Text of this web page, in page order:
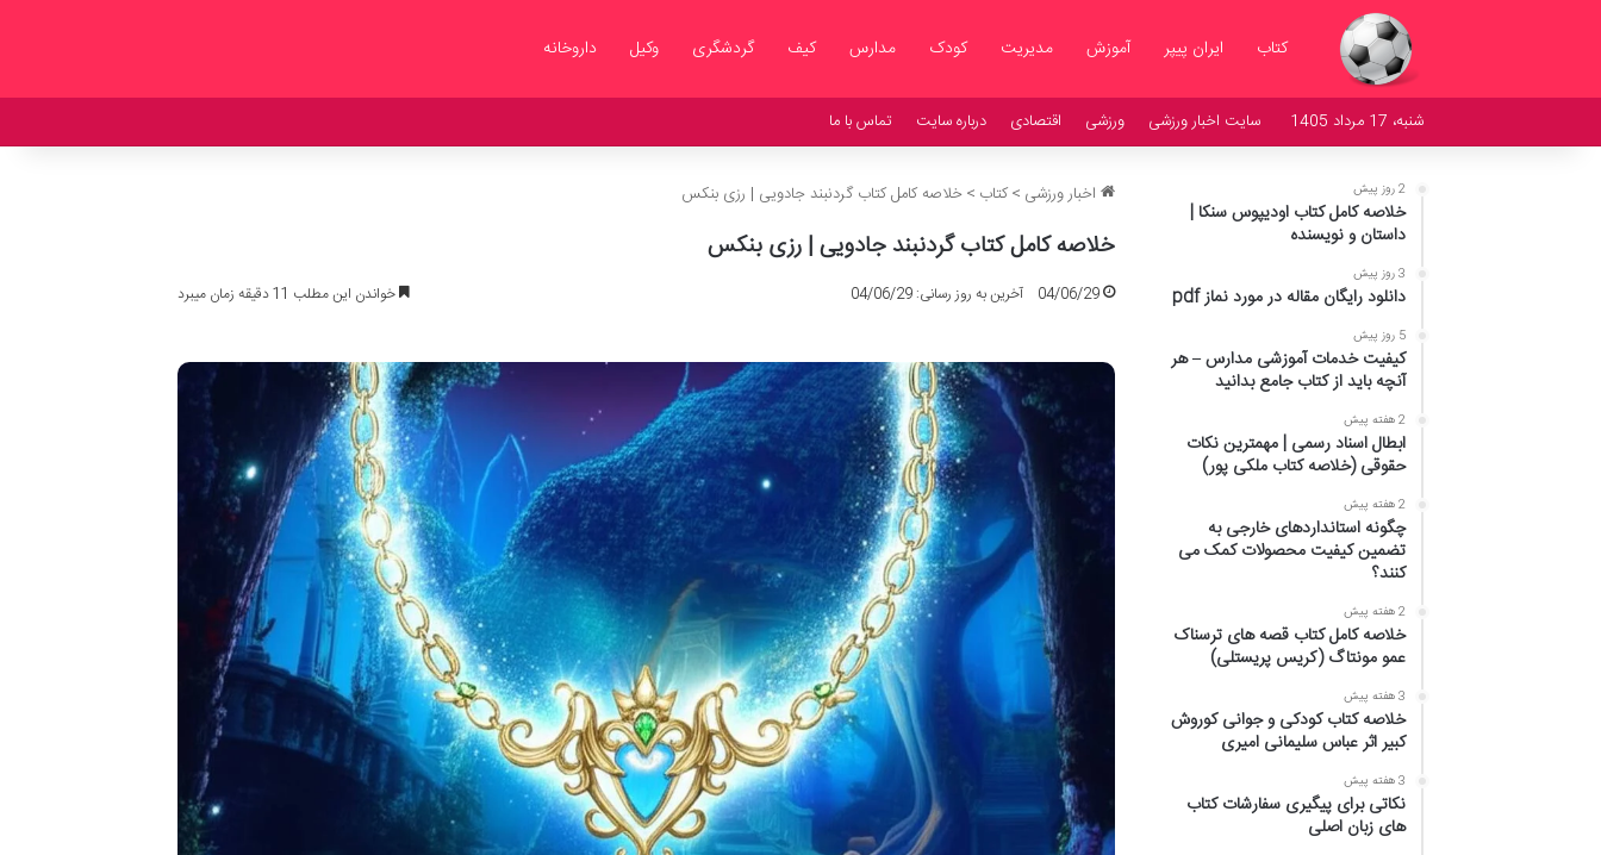
کتاب ایران پیپر آموزش مدیریت کودک مدارس کیف گردشگری وکیل داروخانه
شنبه، 17 مرداد 1405 سایت اخبار ورزشی ورزشی اقتصادی درباره سایت تماس با ما
اخبار ورزشی >کتاب >خلاصه کامل کتاب گردنبند جادویی | رزی بنکس
خلاصه کامل کتاب گردنبند جادویی | رزی بنکس
04/06/29 آخرین به روز رسانی: 04/06/29 خواندن این مطلب 11 دقیقه زمان میبرد
2 روز پیش
خلاصه کامل کتاب اودیپوس سنکا |
داستان و نویسنده
3 روز پیش
دانلود رایگان مقاله در مورد نماز pdf
5 روز پیش
کیفیت خدمات آموزشی مدارس – هر
آنچه باید از کتاب جامع بدانید
2 هفته پیش
ابطال اسناد رسمی | مهمترین نکات
حقوقی (خلاصه کتاب ملکی پور)
2 هفته پیش
چگونه استانداردهای خارجی به
تضمین کیفیت محصولات کمک می
کنند؟
2 هفته پیش
خلاصه کامل کتاب قصه های ترسناک
عمو مونتاگ (کریس پریستلی)
3 هفته پیش
خلاصه کتاب کودکی و جوانی کوروش
کبیر اثر عباس سلیمانی امیری
3 هفته پیش
نکاتی برای پیگیری سفارشات کتاب
های زبان اصلی